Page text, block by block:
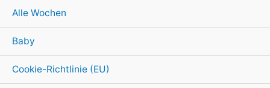
Alle Wochen
Baby
Cookie-Richtlinie (EU)